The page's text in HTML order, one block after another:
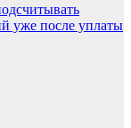
уже после уплаты